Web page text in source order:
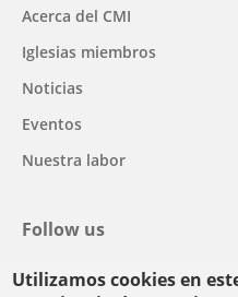
Utilizamos cookies en
Main
navigation
Acerca del CMI
Iglesias miembros
Noticias
Eventos
Nuestra labor
Follow us
facebook
twitteryoutubeyoutube